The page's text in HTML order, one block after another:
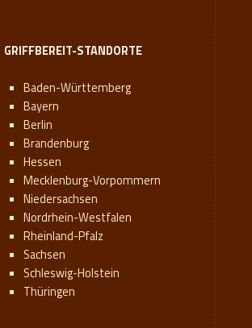
GRIFFBEREIT-STANDORTE
Baden-Württemberg
Bayern
Berlin
Brandenburg
Hessen
Mecklenburg-Vorpommern
Niedersachsen
Nordrhein-Westfalen
Rheinland-Pfalz
Sachsen
Schleswig-Holstein
Thüringen